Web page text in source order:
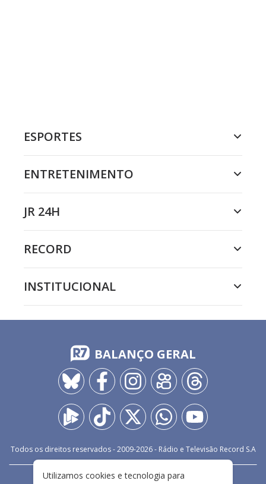
ESPORTES
ENTRETENIMENTO
JR 24H
RECORD
INSTITUCIONAL
BALANÇO GERAL
Todos os direitos reservados - 2009-2026- Rádio e Televisão Record S.A
Utilizamos cookies e tecnologia para